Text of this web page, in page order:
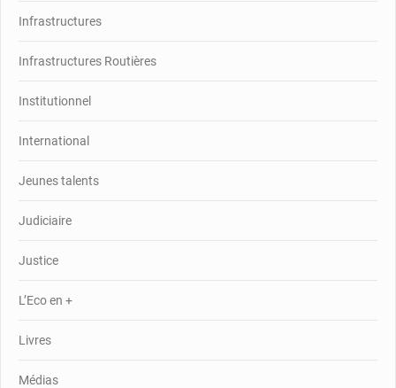
Infrastructures
Infrastructures Routières
Institutionnel
International
Jeunes talents
Judiciaire
Justice
L’Eco en +
Livres
Médias